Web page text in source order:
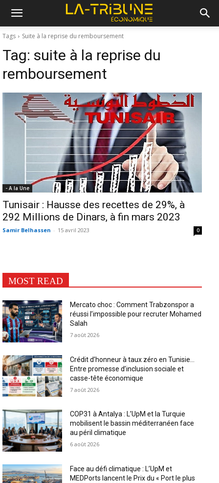
Tags Suite à la reprise du remboursement
Tag: suite à la reprise du
remboursement
- A la Une
Tunisair : Hausse des recettes de 29%, à
292 Millions de Dinars, à fin mars 2023
Samir Belhassen - 15 avril 2023 0
MOST READ
Mercato choc : Comment Trabzonspor a
réussi l’impossible pour recruter Mohamed
Salah
7 août 2026
Crédit d’honneur à taux zéro en Tunisie…
Entre promesse d’inclusion sociale et
casse-tête économique
7 août 2026
COP31 à Antalya : L’UpM et la Turquie
mobilisent le bassin méditerranéen face
au péril climatique
6 août 2026
Face au défi climatique : L’UpM et
MEDPorts lancent le Prix du « Port le plus